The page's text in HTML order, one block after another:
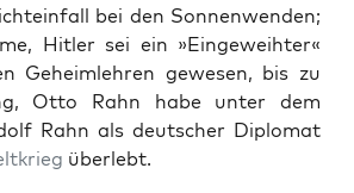
bei den Son­nen­wen­den;
Hitler sei ein »Eingewei­hter«
Geheim­lehren gewe­sen, bis zu
Otto Rahn habe unter dem
Rahn als deutsch­er Diplo­mat
über­lebt.